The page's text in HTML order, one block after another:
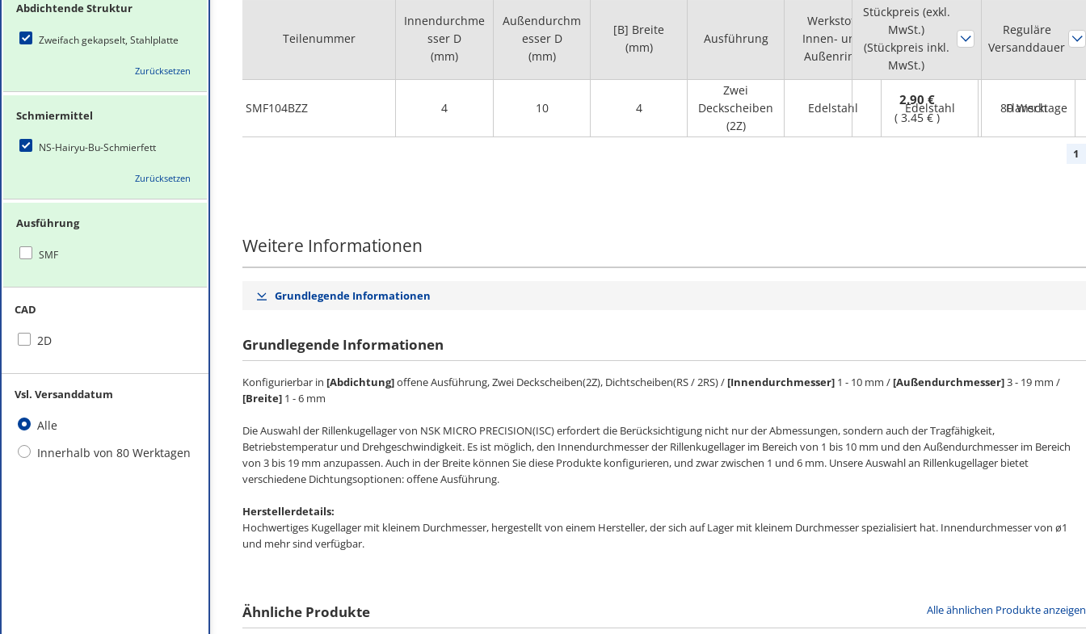
Abdichtende Struktur
Zweifach gekapselt, Stahlplatte
Zurücksetzen
Schmiermittel
NS-Hairyu-Bu-Schmierfett
Zurücksetzen
Ausführung
SMF
CAD
2D
Vsl. Versanddatum
Alle
Innerhalb von 80 Werktagen
Teilenummer
SMF104BZZ
Innendurchme
sser D
(mm)
Außendurchm
esser D
(mm)
[B] Breite
(mm)
Ausführung
Werkstoff
Innen- und
Außenring
Werkstoff
Kugeln
Ausführung
Außenring
4 10 4
Zwei
Deckscheiben
(2Z)
Edelstahl Edelstahl Flansch
Stückpreis (exkl.
MwSt.)
(Stückpreis inkl.
MwSt.)
Reguläre
Versanddauer
2.90 €
( 3.45 € )
80 Werktage
1
Weitere Informationen
Grundlegende Informationen
Grundlegende Informationen
Konfigurierbar in [Abdichtung]offene Ausführung, Zwei Deckscheiben(2Z), Dichtscheiben(RS / 2RS) / [Innendurchmesser] 1 - 10 mm / [Außendurchmesser]3 - 19 mm /
[Breite] 1 - 6 mm
Die Auswahl der Rillenkugellager von NSK MICRO PRECISION(ISC) erfordert die Berücksichtigung nicht nur der Abmessungen, sondern auch der Tragfähigkeit,
Betriebstemperatur und Drehgeschwindigkeit. Es ist möglich, den Innendurchmesser der Rillenkugellager im Bereich von 1 bis 10 mm und den Außendurchmesser im Bereich
von 3 bis 19 mm anzupassen. Auch in der Breite können Sie diese Produkte konfigurieren, und zwar zwischen 1 und 6 mm. Unsere Auswahl an Rillenkugellager bietet
verschiedene Dichtungsoptionen: offene Ausführung.
Herstellerdetails:
Hochwertiges Kugellager mit kleinem Durchmesser, hergestellt von einem Hersteller, der sich auf Lager mit kleinem Durchmesser spezialisiert hat. Innendurchmesser von ø1
und mehr sind verfügbar.
Ähnliche Produkte Alle ähnlichen Produkte anzeigen